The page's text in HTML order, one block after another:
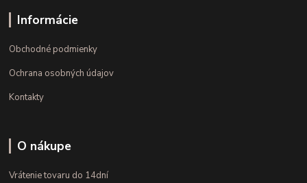
Informácie
Obchodné podmienky
Ochrana osobných údajov
Kontakty
O nákupe
Vrátenie tovaru do 14dní